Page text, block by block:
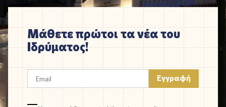
Μάθετε πρώτοι τα νέα του
Ιδρύματος!